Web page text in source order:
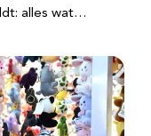
alles wat…